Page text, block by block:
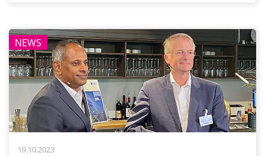
NEWS
19.10.2023